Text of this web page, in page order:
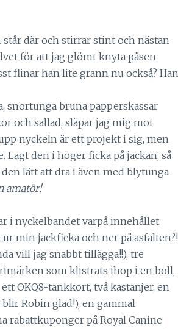
där och stirrar stint och nästan
för att jag glömt knyta påsen
flinar han lite grann nu också? Han
snortunga bruna papperskassar
och sallad, släpar jag mig mot
nyckeln är ett projekt i sig, men
den i höger ficka på jackan, så
lätt att dra i även med blytunga
amatör!
i nyckelbandet varpå innehållet
min jackficka och ner på asfalten?!
vill jag snabbt tillägga!!), tre
som klistrats ihop i en boll,
OKQ8-tankkort, två kastanjer, en
Robin glad!), en gammal
rabattkuponger på Royal Canine